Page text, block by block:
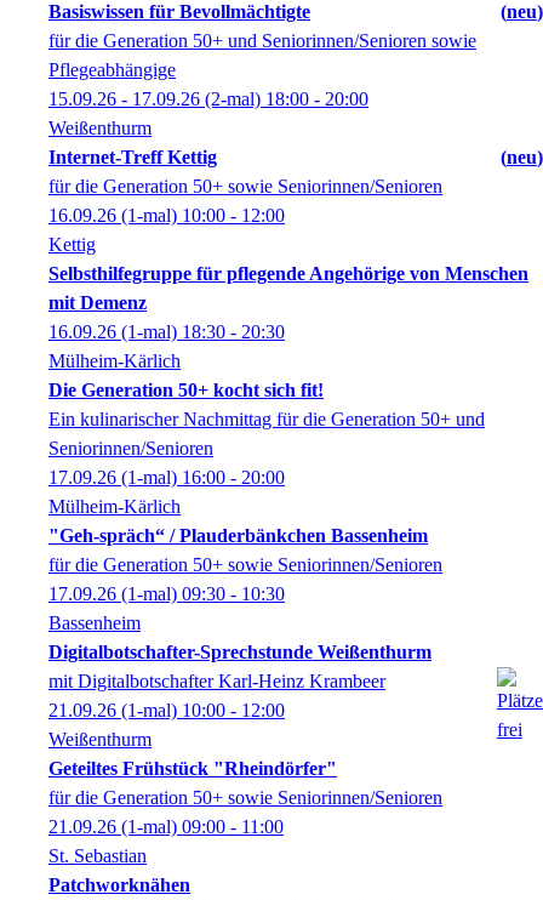
Basiswissen für Bevollmächtigte
neu
für die Generation 50+ und Seniorinnen/Senioren sowie
Pflegeabhängige
15.09.26 - 17.09.26 (2-mal) 18:00 - 20:00
Weißenthurm
Internet-Treff Kettig
neu
für die Generation 50+ sowie Seniorinnen/Senioren
16.09.26 (1-mal) 10:00 - 12:00
Kettig
Selbsthilfegruppe für pflegende Angehörige von Menschen
mit Demenz
16.09.26 (1-mal) 18:30 - 20:30
Mülheim-Kärlich
Die Generation 50+ kocht sich fit!
Ein kulinarischer Nachmittag für die Generation 50+ und
Seniorinnen/Senioren
17.09.26 (1-mal) 16:00 - 20:00
Mülheim-Kärlich
"Geh-spräch“ / Plauderbänkchen Bassenheim
für die Generation 50+ sowie Seniorinnen/Senioren
17.09.26 (1-mal) 09:30 - 10:30
Bassenheim
Digitalbotschafter-Sprechstunde Weißenthurm
mit Digitalbotschafter Karl-Heinz Krambeer
21.09.26 (1-mal) 10:00 - 12:00
Weißenthurm
Geteiltes Frühstück "Rheindörfer"
für die Generation 50+ sowie Seniorinnen/Senioren
21.09.26 (1-mal) 09:00 - 11:00
St. Sebastian
Patchworknähen